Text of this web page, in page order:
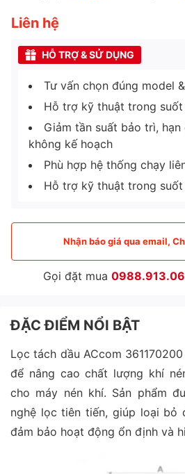
Liên hệ
HỖ TRỢ & SỬ DỤNG
Tư vấn chọn đúng model
Hỗ trợ kỹ thuật trong
Giảm tần suất bảo trì,
không kế hoạch
Phù hợp hệ thống chạy
Hỗ trợ kỹ thuật trong
Nhận báo giá qua email,
Gọi đặt mua
ĐẶC ĐIỂM NỔI BẬT
Lọc tách dầu ACcom
để nâng cao chất lượng khí
cho máy nén khí. Sản phẩm
nghệ lọc tiên tiến, giúp loại bỏ
đảm bảo hoạt động ổn định và